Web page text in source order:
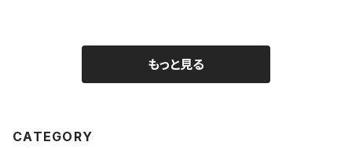
もっと見る
CATEGORY